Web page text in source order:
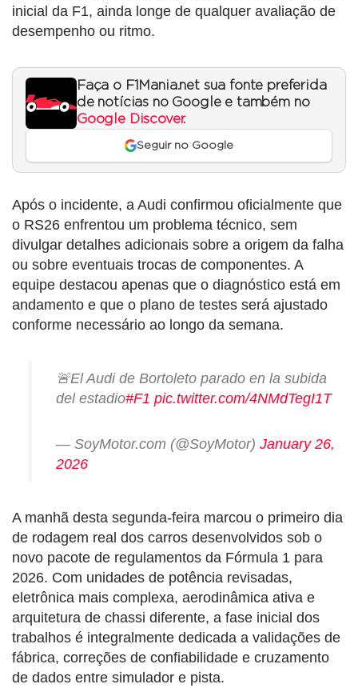
inicial da F1, ainda longe de qualquer avaliação de
desempenho ou ritmo.
Faça o F1Mania.net sua fonte preferida
de notícias no Google e também no
Google Discover.
Seguir no Google
Após o incidente, a Audi confirmou oficialmente que
o RS26 enfrentou um problema técnico, sem
divulgar detalhes adicionais sobre a origem da falha
ou sobre eventuais trocas de componentes. A
equipe destacou apenas que o diagnóstico está em
andamento e que o plano de testes será ajustado
conforme necessário ao longo da semana.
🚨El Audi de Bortoleto parado en la subida
del estadio#F1 pic.twitter.com/4NMdTegI1T
— SoyMotor.com (@SoyMotor) January 26,
2026
A manhã desta segunda-feira marcou o primeiro dia
de rodagem real dos carros desenvolvidos sob o
novo pacote de regulamentos da Fórmula 1 para
2026. Com unidades de potência revisadas,
eletrônica mais complexa, aerodinâmica ativa e
arquitetura de chassi diferente, a fase inicial dos
trabalhos é integralmente dedicada a validações de
fábrica, correções de confiabilidade e cruzamento
de dados entre simulador e pista.